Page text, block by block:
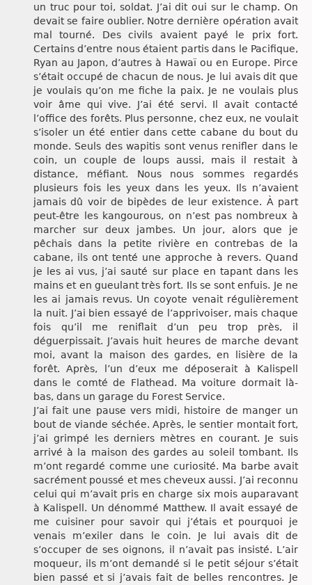
un truc pour toi, soldat. J’ai dit oui sur le champ. On
devait se faire oublier. Notre dernière opération avait
mal tourné. Des civils avaient payé le prix fort.
Certains d’entre nous étaient partis dans le Pacifique,
Ryan au Japon, d’autres à Hawaï ou en Europe. Pirce
s’était occupé de chacun de nous. Je lui avais dit que
je voulais qu’on me fiche la paix. Je ne voulais plus
voir âme qui vive. J’ai été servi. Il avait contacté
l’office des forêts. Plus personne, chez eux, ne voulait
s’isoler un été entier dans cette cabane du bout du
monde. Seuls des wapitis sont venus renifler dans le
coin, un couple de loups aussi, mais il restait à
distance, méfiant. Nous nous sommes regardés
plusieurs fois les yeux dans les yeux. Ils n’avaient
jamais dû voir de bipèdes de leur existence. À part
peut-être les kangourous, on n’est pas nombreux à
marcher sur deux jambes. Un jour, alors que je
pêchais dans la petite rivière en contrebas de la
cabane, ils ont tenté une approche à revers. Quand
je les ai vus, j’ai sauté sur place en tapant dans les
mains et en gueulant très fort. Ils se sont enfuis. Je ne
les ai jamais revus. Un coyote venait régulièrement
la nuit. J’ai bien essayé de l’apprivoiser, mais chaque
fois qu’il me reniflait d’un peu trop près, il
déguerpissait. J’avais huit heures de marche devant
moi, avant la maison des gardes, en lisière de la
forêt. Après, l’un d’eux me déposerait à Kalispell
dans le comté de Flathead. Ma voiture dormait là-
bas, dans un garage du Forest Service.
J’ai fait une pause vers midi, histoire de manger un
bout de viande séchée. Après, le sentier montait fort,
j’ai grimpé les derniers mètres en courant. Je suis
arrivé à la maison des gardes au soleil tombant. Ils
m’ont regardé comme une curiosité. Ma barbe avait
sacrément poussé et mes cheveux aussi. J’ai reconnu
celui qui m’avait pris en charge six mois auparavant
à Kalispell. Un dénommé Matthew. Il avait essayé de
me cuisiner pour savoir qui j’étais et pourquoi je
venais m’exiler dans le coin. Je lui avais dit de
s’occuper de ses oignons, il n’avait pas insisté. L’air
moqueur, ils m’ont demandé si le petit séjour s’était
bien passé et si j’avais fait de belles rencontres. Je